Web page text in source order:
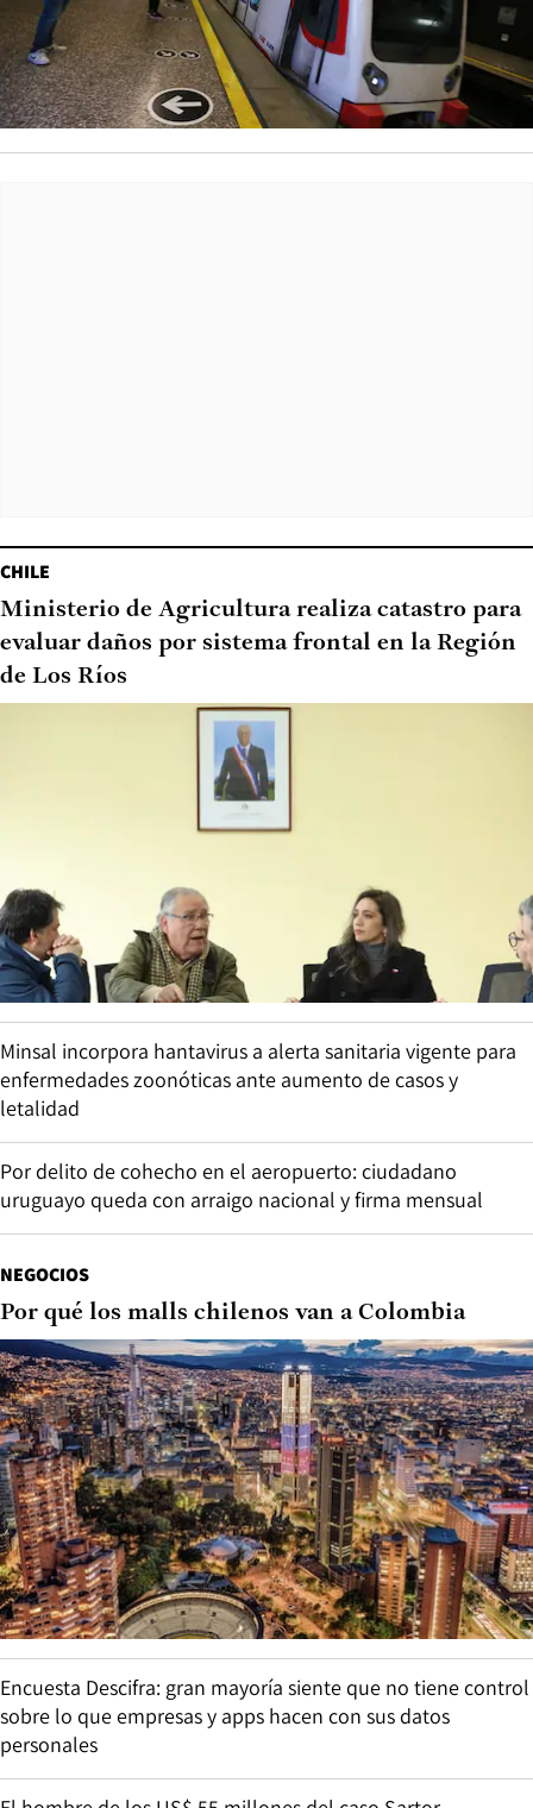
CHILE
Ministerio de Agricultura realiza catastro para
evaluar daños por sistema frontal en la Región
de Los Ríos
Minsal incorpora hantavirus a alerta sanitaria vigente para
enfermedades zoonóticas ante aumento de casos y
letalidad
Por delito de cohecho en el aeropuerto: ciudadano
uruguayo queda con arraigo nacional y firma mensual
NEGOCIOS
Por qué los malls chilenos van a Colombia
Encuesta Descifra: gran mayoría siente que no tiene control
sobre lo que empresas y apps hacen con sus datos
personales